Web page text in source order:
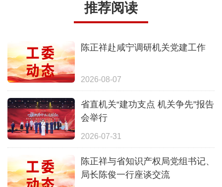
推荐阅读
陈正祥赴咸宁调研机关党建工作
2026-08-07
省直机关“建功支点 机关争先”报告
会举行
2026-07-31
陈正祥与省知识产权局党组书记、
局长陈俊一行座谈交流